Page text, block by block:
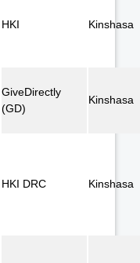
HKI Kinshasa
GiveDirectly
(GD)
Kinshasa
HKI DRC Kinshasa